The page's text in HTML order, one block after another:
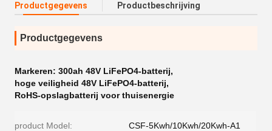
Productgegevens Productbeschrijving
Productgegevens
Markeren: 300ah 48V LiFePO4-batterij,
hoge veiligheid 48V LiFePO4-batterij,
RoHS-opslagbatterij voor thuisenergie
product Model: CSF-5Kwh/10Kwh/20Kwh-A1